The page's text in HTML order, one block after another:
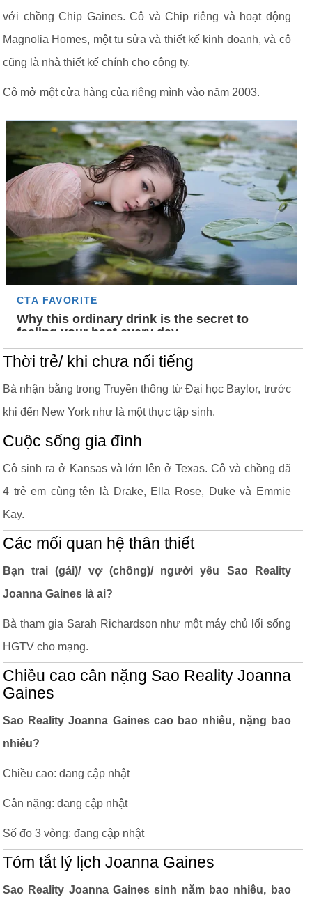
với chồng Chip Gaines. Cô và Chip riêng và hoạt động
Magnolia Homes, một tu sửa và thiết kế kinh doanh, và cô
cũng là nhà thiết kế chính cho công ty.
Cô mở một cửa hàng của riêng mình vào năm 2003.
Thời trẻ/ khi chưa nổi tiếng
Bà nhận bằng trong Truyền thông từ Đại học Baylor, trước
khi đến New York như là một thực tập sinh.
Cuộc sống gia đình
Cô sinh ra ở Kansas và lớn lên ở Texas. Cô và chồng đã
4 trẻ em cùng tên là Drake, Ella Rose, Duke và Emmie
Kay.
Các mối quan hệ thân thiết
Bạn trai (gái)/ vợ (chồng)/ người yêu Sao Reality
Joanna Gaines là ai?
Bà tham gia Sarah Richardson như một máy chủ lối sống
HGTV cho mạng.
Chiều cao cân nặng Sao Reality Joanna
Gaines
Sao Reality Joanna Gaines cao bao nhiêu, nặng bao
nhiêu?
Chiều cao: đang cập nhật
Cân nặng: đang cập nhật
Số đo 3 vòng: đang cập nhật
Tóm tắt lý lịch Joanna Gaines
Sao Reality Joanna Gaines sinh năm bao nhiêu, bao